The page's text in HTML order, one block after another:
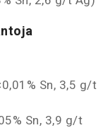
Sn, 3,5 g/t
Sn, 3,9 g/t